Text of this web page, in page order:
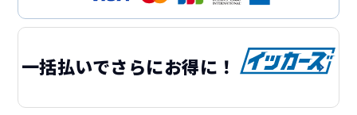
一括払いでさらにお得に！